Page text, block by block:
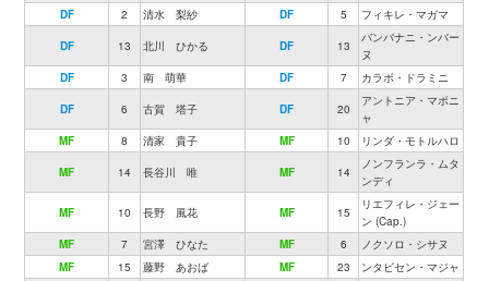
DF
2 清水 梨紗 DF 5 フィキレ・マガマ
DF 13 北川 ひかる DF 13
バンバナニ・ンバー
ヌ
DF
3 南 萌華 DF 7 カラボ・ドラミニ
DF 6 古賀 塔子 DF 20
アントニア・マポニ
ャ
MF
8 清家 貴子 MF 10 リンダ・モトルハロ
MF 14 長谷川 唯 MF 14
ノンフランラ・ムタ
ンディ
MF 10 長野 風花 MF 15
リエフィレ・ジェー
ン (Cap.)
MF
7 宮澤 ひなた MF 6
ノクソロ・シサヌ
MF
15 藤野 あおば MF 23 ンタビセン・マジャ